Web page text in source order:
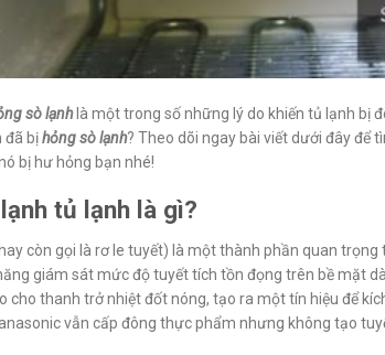
sò lạnhlà một trong số những lý do khiến tủ lạnh bị
đã bịhỏng sò lạnh? Theo dõi ngay bài viết dưới đây để
bị hư hỏng bạn nhé!
tủ lạnh là gì?
còn gọi là rơ le tuyết) là một thành phần quan
giám sát mức độ tuyết tích tồn đọng trên bề mặt
cho thanh trở nhiệt đốt nóng, tạo ra một tín hiệu để
vẫn cấp đông thực phẩm nhưng không tạo